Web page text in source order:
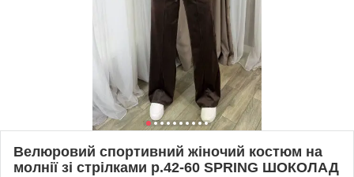
Велюровий спортивний жіночий костюм на
молнії зі стрілками р.42-60 SPRING ШОКОЛАД